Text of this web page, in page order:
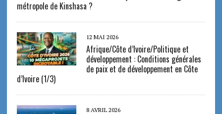
métropole de Kinshasa ?
12 MAI 2026
Afrique/Côte d’Ivoire/Politique et
développement : Conditions générales
de paix et de développement en Côte
d’Ivoire (1/3)
8 AVRIL 2026